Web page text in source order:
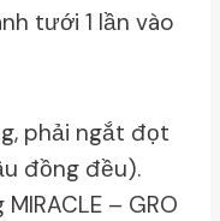
tưới 1 lần vào
phải ngắt đọt
đồng đều).
– GRO